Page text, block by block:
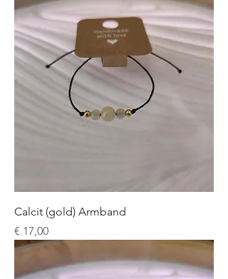
Calcit (gold) Armband
Preis
€ 17,00